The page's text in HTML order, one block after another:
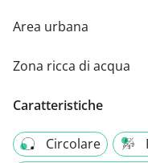
Area urbana
Zona ricca di acqua
Caratteristiche
Circolare